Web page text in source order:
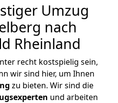
Umzug
nach
Rheinland
recht kostspielig sein,
wir sind hier, um Ihnen
zu bieten. Wir sind die
und arbeiten